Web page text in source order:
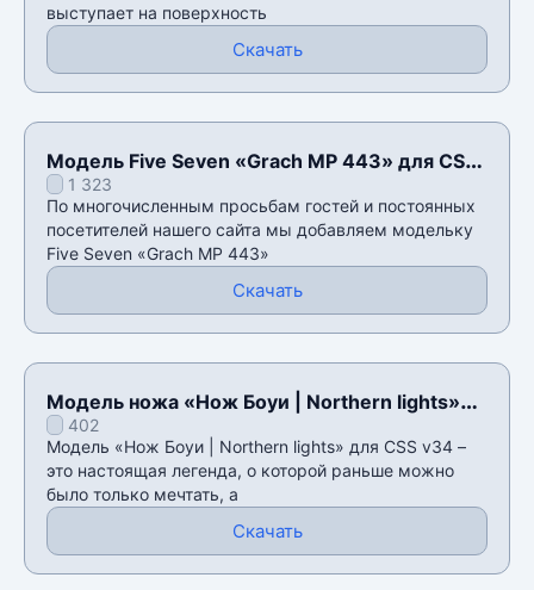
выступает на поверхность
Скачать
Модель Five Seven «Grach MP 443» для CSS
v341 323
По многочисленным просьбам гостей и постоянных
посетителей нашего сайта мы добавляем модельку
Five Seven «Grach MP 443»
Скачать
Модель ножа «Нож Боуи | Northern lights»
для CSS v34
402
Модель «Нож Боуи | Northern lights» для CSS v34 –
это настоящая легенда, о которой раньше можно
было только мечтать, а
Скачать